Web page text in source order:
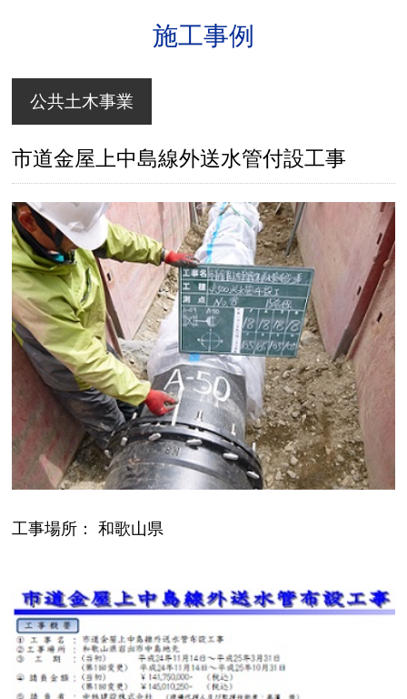
施工事例
公共土木事業
市道金屋上中島線外送水管付設工事
工事場所： 和歌山県